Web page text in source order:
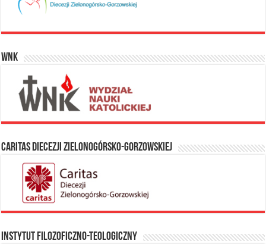
WNK
Caritas Diecezji Zielonogórsko-Gorzowskiej
Instytut Filozoficzno-Teologiczny